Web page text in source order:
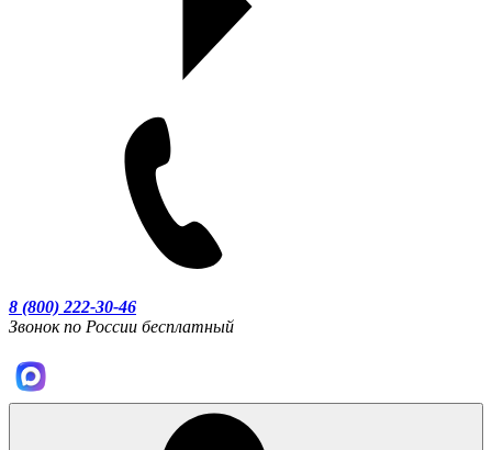
8 (800) 222-30-46
Звонок по России бесплатный